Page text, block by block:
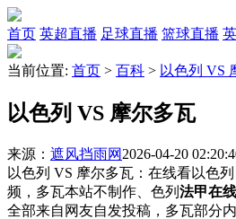
首页 英超直播 足球直播 篮球直播
当前位置: 首页 > 百科 > 以色列 VS
以色列 VS 摩尔多瓦
来源： 遮风挡雨网 2026-04-20
以色列 VS 摩尔多瓦：在线看以色
频，多瓦本站不制作、色列 法甲在
全部来自网友自发投稿，多瓦部分